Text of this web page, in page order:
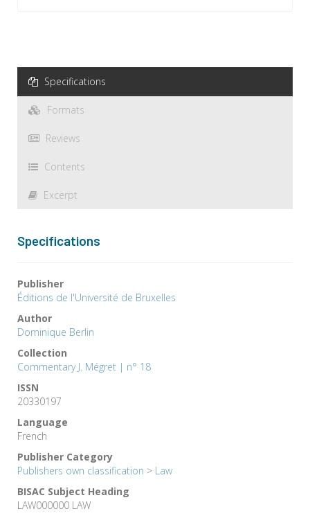
Specifications
Formats
Reviews
Contents
Excerpt
Specifications
Publisher
Éditions de l'Université de Bruxelles
Author
Dominique Berlin
Collection
Commentary J. Mégret | n° 18
ISSN
20330197
Language
French
Publisher Category
Publishers own classification > Law
BISAC Subject Heading
LAW000000 LAW